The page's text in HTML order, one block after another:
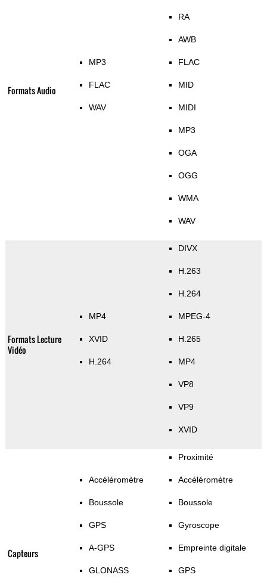
Formats Audio
MP3
FLAC
WAV
RA
AWB
FLAC
MID
MIDI
MP3
OGA
OGG
WMA
WAV
Formats Lecture
Vidéo
MP4
XVID
H.264
DIVX
H.263
H.264
MPEG-4
H.265
MP4
VP8
VP9
XVID
Capteurs
Accéléromètre
Boussole
GPS
A-GPS
GLONASS
Proximité
Accéléromètre
Boussole
Gyroscope
Empreinte digitale
GPS